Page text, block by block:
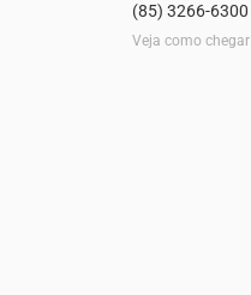
(85) 3266-6300
Veja como chegar